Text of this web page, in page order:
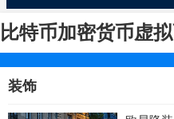
比特币加密货币虚
装饰